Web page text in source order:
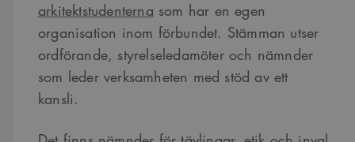
arkitektstudenterna som har en egen
organisation inom förbundet. Stämman utser
ordförande, styrelseledamöter och nämnder
som leder verksamheten med stöd av ett
kansli.